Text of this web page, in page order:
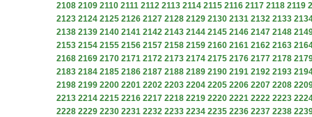
2108 2109 2110 2111 2112 2113 2114 2115 2116 2117 2118 2119
2123 2124 2125 2126 2127 2128 2129 2130 2131 2132 2133
2138 2139 2140 2141 2142 2143 2144 2145 2146 2147 2148
2153 2154 2155 2156 2157 2158 2159 2160 2161 2162 2163
2168 2169 2170 2171 2172 2173 2174 2175 2176 2177 2178
2183 2184 2185 2186 2187 2188 2189 2190 2191 2192 2193
2198 2199 2200 2201 2202 2203 2204 2205 2206 2207 2208
2213 2214 2215 2216 2217 2218 2219 2220 2221 2222 2223
2228 2229 2230 2231 2232 2233 2234 2235 2236 2237 2238